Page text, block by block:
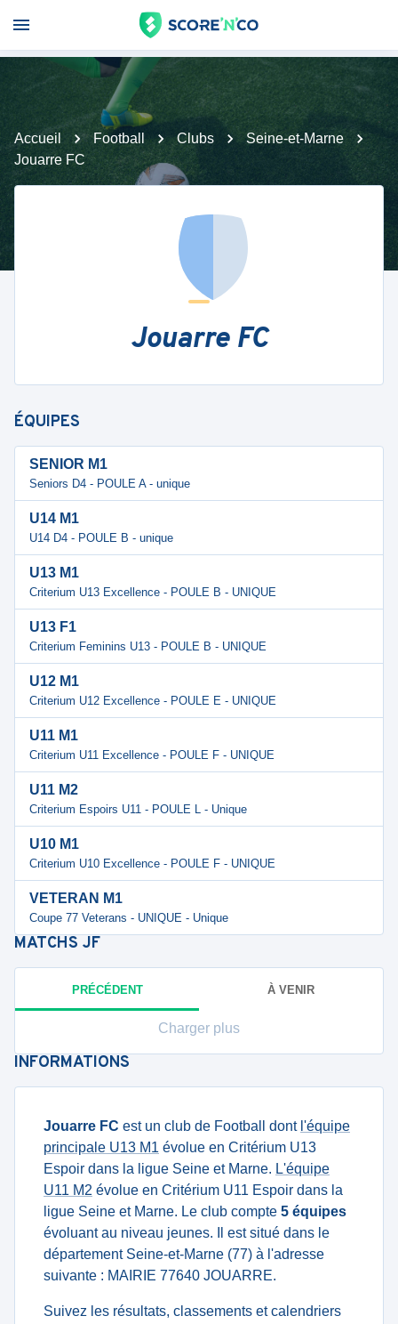
Accueil Football Clubs
Seine-et-Marne
Jouarre FC
Jouarre FC
ÉQUIPES
SENIOR M1
Seniors D4 - POULE A - unique
U14 M1
U14 D4 - POULE B - unique
U13 M1
Criterium U13 Excellence - POULE B - UNIQUE
U13 F1
Criterium Feminins U13 - POULE B - UNIQUE
U12 M1
Criterium U12 Excellence - POULE E - UNIQUE
U11 M1
Criterium U11 Excellence - POULE F - UNIQUE
U11 M2
Criterium Espoirs U11 - POULE L - Unique
U10 M1
Criterium U10 Excellence - POULE F - UNIQUE
VETERAN M1
Coupe 77 Veterans - UNIQUE - Unique
MATCHS JF
PRÉCÉDENT À VENIR
Charger plus
INFORMATIONS
Jouarre FC est un club de Football dont l'équipe
principale U13 M1 évolue en Critérium U13
Espoir dans la ligue Seine et Marne. L'équipe
U11 M2 évolue en Critérium U11 Espoir dans la
ligue Seine et Marne. Le club compte 5 équipes
évoluant au niveau jeunes. Il est situé dans le
département Seine-et-Marne (77) à l'adresse
suivante : MAIRIE 77640 JOUARRE.
Suivez les résultats, classements et calendriers